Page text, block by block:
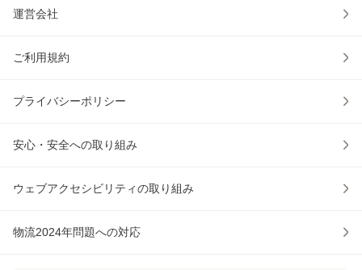
運営会社
ご利用規約
プライバシーポリシー
安心・安全への取り組み
ウェブアクセシビリティの取り組み
物流2024年問題への対応